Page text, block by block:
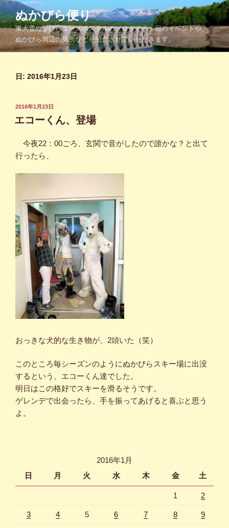
コ
ン
テ
ン
ツ
ぬかびら便り
東大雪ぬかびらユースホステルのブログです。宿のイベントや、
ぬかびら周辺の見所などを紹介させていただきます。
日: 2016年1月23日
投
日:
2016年1月23日
エコーくん、登場
今夜22：00ごろ、玄関で音がしたので誰かな？と出て
行ったら、
おっきな犬的な生き物が、2頭いた（笑）
このところ毎シーズンのようにぬかびらスキー場に出没
するという、エコーくん達でした。
明日はこの格好でスキーを滑るそうです。
ゲレンデで出会ったら、手を振ってあげると喜ぶと思う
よ。
2016年1月
日
月 火 水 木 金 土
1 2
3 4 5 6 7 8 9